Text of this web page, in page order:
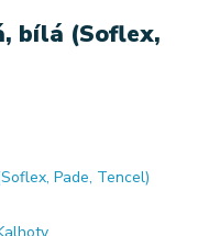
bílá (Soflex,